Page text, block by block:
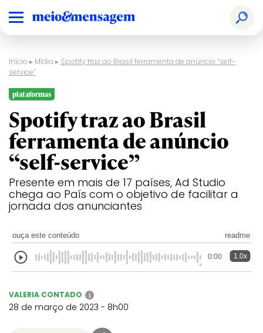
Início ▸ Mídia ▸ Spotify traz ao Brasil ferramenta de anúncio “self-
service”
plataformas
Spotify traz ao Brasil
ferramenta de anúncio
“self-service”
Presente em mais de 17 países, Ad Studio
chega ao País com o objetivo de facilitar a
jornada dos anunciantes
ouça este conteúdo readme
0:00 1.0x
VALERIA CONTADO i
28 de março de 2023 - 8h00